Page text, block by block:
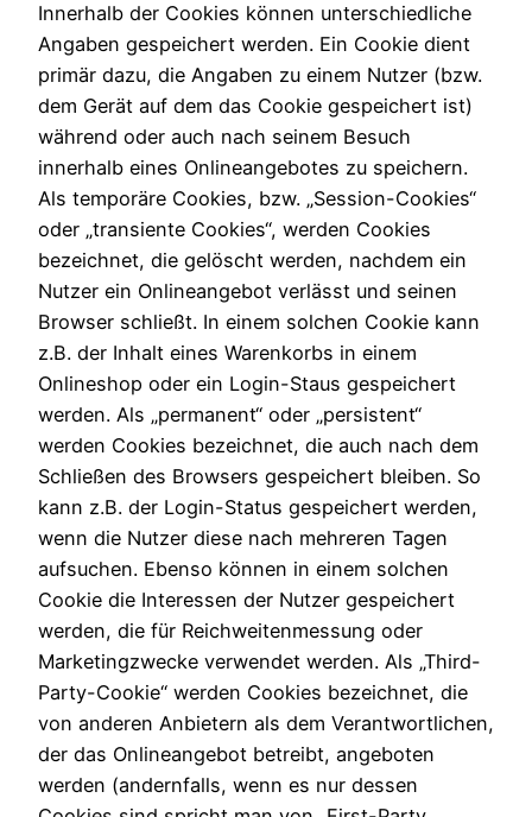
Innerhalb der Cookies können unterschiedliche
Angaben gespeichert werden. Ein Cookie dient
primär dazu, die Angaben zu einem Nutzer (bzw.
dem Gerät auf dem das Cookie gespeichert ist)
während oder auch nach seinem Besuch
innerhalb eines Onlineangebotes zu speichern.
Als temporäre Cookies, bzw. „Session-Cookies“
oder „transiente Cookies“, werden Cookies
bezeichnet, die gelöscht werden, nachdem ein
Nutzer ein Onlineangebot verlässt und seinen
Browser schließt. In einem solchen Cookie kann
z.B. der Inhalt eines Warenkorbs in einem
Onlineshop oder ein Login-Staus gespeichert
werden. Als „permanent“ oder „persistent“
werden Cookies bezeichnet, die auch nach dem
Schließen des Browsers gespeichert bleiben. So
kann z.B. der Login-Status gespeichert werden,
wenn die Nutzer diese nach mehreren Tagen
aufsuchen. Ebenso können in einem solchen
Cookie die Interessen der Nutzer gespeichert
werden, die für Reichweitenmessung oder
Marketingzwecke verwendet werden. Als „Third-
Party-Cookie“ werden Cookies bezeichnet, die
von anderen Anbietern als dem Verantwortlichen,
der das Onlineangebot betreibt, angeboten
werden (andernfalls, wenn es nur dessen